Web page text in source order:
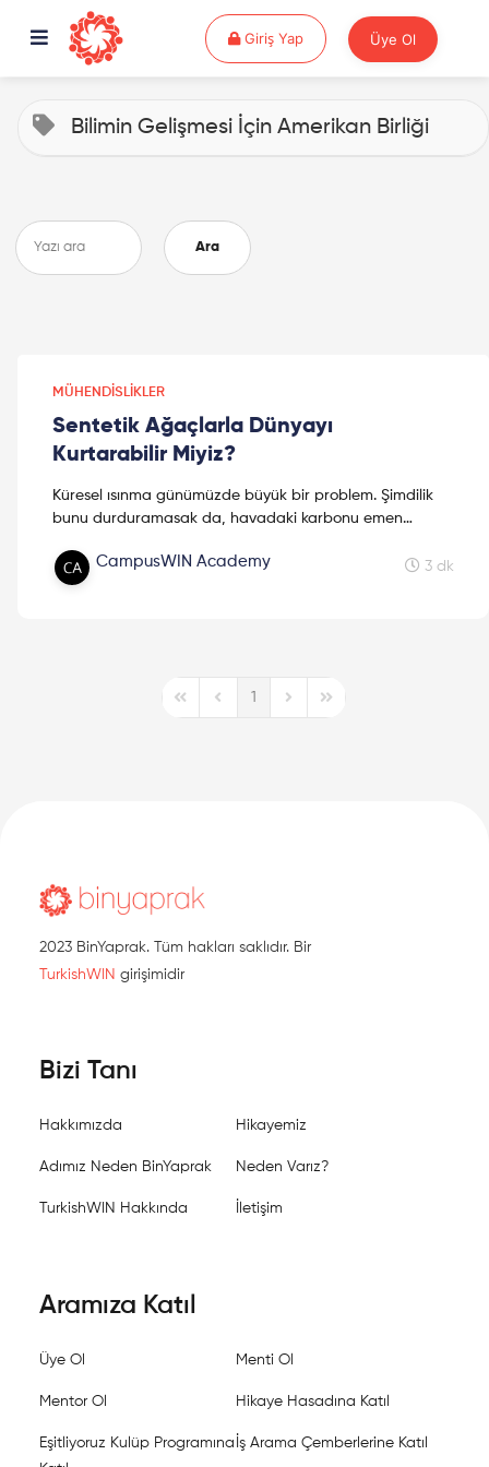
Giriş YapGiriş Yap Üye Ol
Bilimin Gelişmesi İçin Amerikan Birliği
Ara
MÜHENDISLIKLER
Sentetik Ağaçlarla Dünyayı
Kurtarabilir Miyiz?
Küresel ısınma günümüzde büyük bir problem. Şimdilik
bunu durduramasak da, havadaki karbonu emen
sağlayabiliriz!
CampusWIN Academy 3 dk
First PagePrevious Page
1
Next PageLast Page
2023 BinYaprak. Tüm hakları saklıdır. Bir
TurkishWIN girişimidir
Bizi Tanı
Hakkımızda Hikayemiz
Adımız Neden BinYaprak Neden Varız?
TurkishWIN Hakkında İletişim
Aramıza Katıl
Üye Ol Menti Ol
Mentor Ol Hikaye Hasadına Katıl
Eşitliyoruz Kulüp Programına İş Arama Çemberlerine Katıl